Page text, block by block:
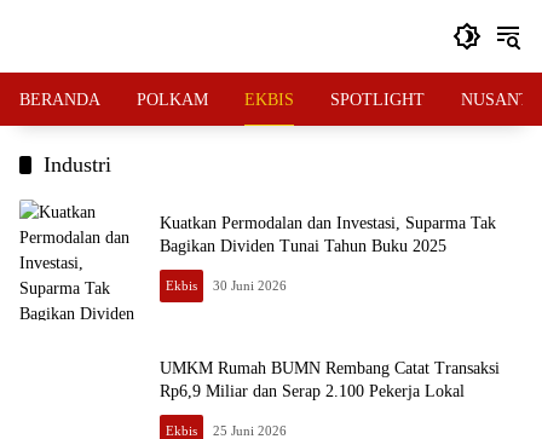
BERANDA POLKAM EKBIS SPOTLIGHT
Industri
Kuatkan Permodalan dan Investasi, Suparma Tak
Bagikan Dividen Tunai Tahun Buku 2025
Ekbis 30 Juni 2026
UMKM Rumah BUMN Rembang Catat Transaksi
Rp6,9 Miliar dan Serap 2.100 Pekerja Lokal
Ekbis 25 Juni 2026